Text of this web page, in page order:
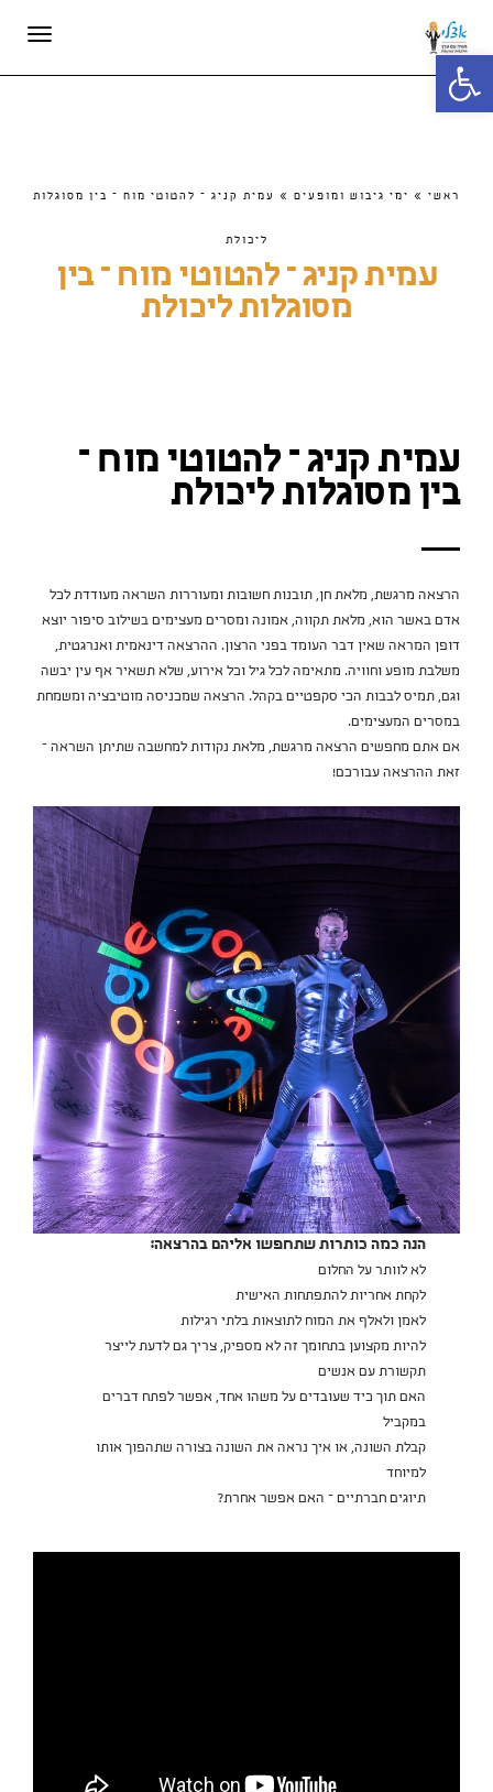
פתח סרגל נגישות
ראשי » ימי גיבוש ומופעים » עמית קניג – להטוטי מוח – בין מסוגלות
ליכולת
עמית קניג – להטוטי מוח – בין
מסוגלות ליכולת
עמית קניג – להטוטי מוח –
בין מסוגלות ליכולת
הרצאה מרגשת, מלאת חן, תובנות חשובות ומעוררות השראה מעודדת לכל
אדם באשר הוא, מלאת תקווה, אמונה ומסרים מעצימים בשילוב סיפור יוצא
דופן המראה שאין דבר העומד בפני הרצון. ההרצאה דינאמית ואנרגטית,
משלבת מופע וחוויה. מתאימה לכל גיל וכל אירוע, שלא תשאיר אף עין יבשה
וגם, תמיס לבבות הכי סקפטיים בקהל. הרצאה שמכניסה מוטיבציה ומשמחת
במסרים המעצימים.
אם אתם מחפשים הרצאה מרגשת, מלאת נקודות למחשבה שתיתן השראה –
זאת ההרצאה עבורכם!
הנה כמה כותרות שתחפשו אליהם בהרצאה:
לא לוותר על החלום
לקחת אחריות להתפתחות האישית
לאמן ולאלף את המוח לתוצאות בלתי רגילות
להיות מקצוען בתחומך זה לא מספיק, צריך גם לדעת לייצר
תקשורת עם אנשים
האם תוך כיד שעובדים על משהו אחד, אפשר לפתח דברים
במקביל
קבלת השונה, או איך נראה את השונה בצורה שתהפוך אותו
למיוחד
תיוגים חברתיים – האם אפשר אחרת?